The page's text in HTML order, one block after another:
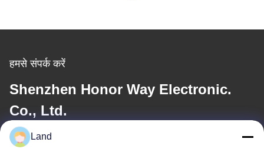
हमसे संपर्क करें
Shenzhen Honor Way Electronic.
Co., Ltd.
ईमेल
Land